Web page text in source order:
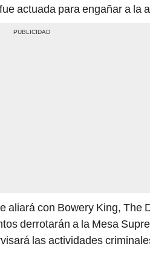
actuada para engañar a la
aliará con Bowery King, The
derrotarán a la Mesa
las actividades